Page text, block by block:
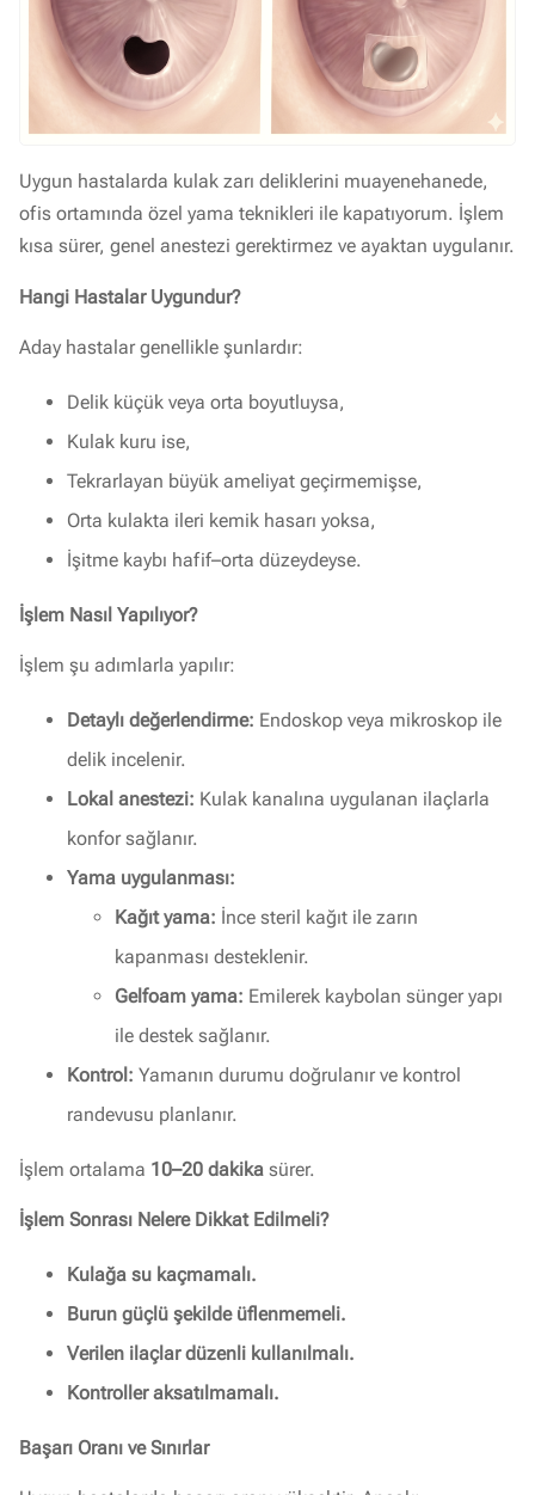
Uygun hastalarda kulak zarı deliklerini muayenehanede,
ofis ortamında özel yama teknikleri ile kapatıyorum. İşlem
kısa sürer, genel anestezi gerektirmez ve ayaktan uygulanır.
Hangi Hastalar Uygundur?
Aday hastalar genellikle şunlardır:
Delik küçük veya orta boyutluysa,
Kulak kuru ise,
Tekrarlayan büyük ameliyat geçirmemişse,
Orta kulakta ileri kemik hasarı yoksa,
İşitme kaybı hafif–orta düzeydeyse.
İşlem Nasıl Yapılıyor?
İşlem şu adımlarla yapılır:
Detaylı değerlendirme: Endoskop veya mikroskop ile
delik incelenir.
Lokal anestezi: Kulak kanalına uygulanan ilaçlarla
konfor sağlanır.
Yama uygulanması:
Kağıt yama: İnce steril kağıt ile zarın
kapanması desteklenir.
Gelfoam yama: Emilerek kaybolan sünger yapı
ile destek sağlanır.
Kontrol: Yamanın durumu doğrulanır ve kontrol
randevusu planlanır.
İşlem ortalama 10–20 dakika sürer.
İşlem Sonrası Nelere Dikkat Edilmeli?
Kulağa su kaçmamalı.
Burun güçlü şekilde üflenmemeli.
Verilen ilaçlar düzenli kullanılmalı.
Kontroller aksatılmamalı.
Başarı Oranı ve Sınırlar